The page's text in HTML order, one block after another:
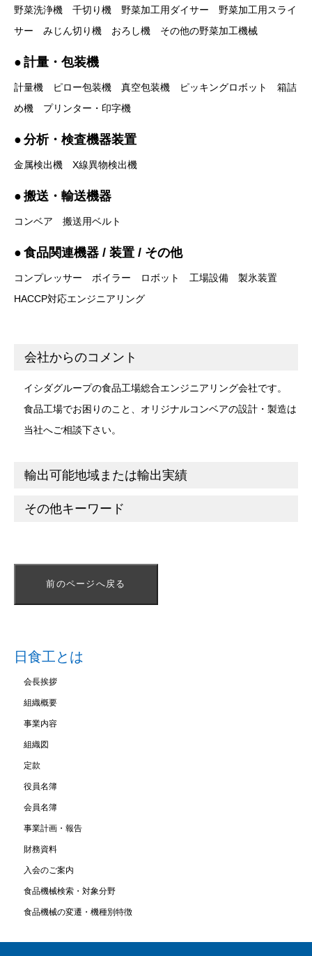
野菜洗浄機 千切り機 野菜加工用ダイサー
野菜加工用スライ
サー
みじん切り機 おろし機 その他の野菜加工機械
計量・包装機
計量機 ピロー包装機 真空包装機 ピッキングロボット
箱詰
め機
プリンター・印字機
分析・検査機器装置
金属検出機 X線異物検出機
搬送・輸送機器
コンベア 搬送用ベルト
食品関連機器 / 装置 / その他
コンプレッサー ボイラー ロボット 工場設備
製氷装置
HACCP対応エンジニアリング
会社からのコメント
イシダグループの食品工場総合エンジニアリング会社です。
食品工場でお困りのこと、オリジナルコンベアの設計・製造は
当社へご相談下さい。
輸出可能地域または輸出実績
その他キーワード
前のページへ戻る
日食工とは
会長挨拶
組織概要
事業内容
組織図
定款
役員名簿
会員名簿
事業計画・報告
財務資料
入会のご案内
食品機械検索・対象分野
食品機械の変遷・機種別特徴